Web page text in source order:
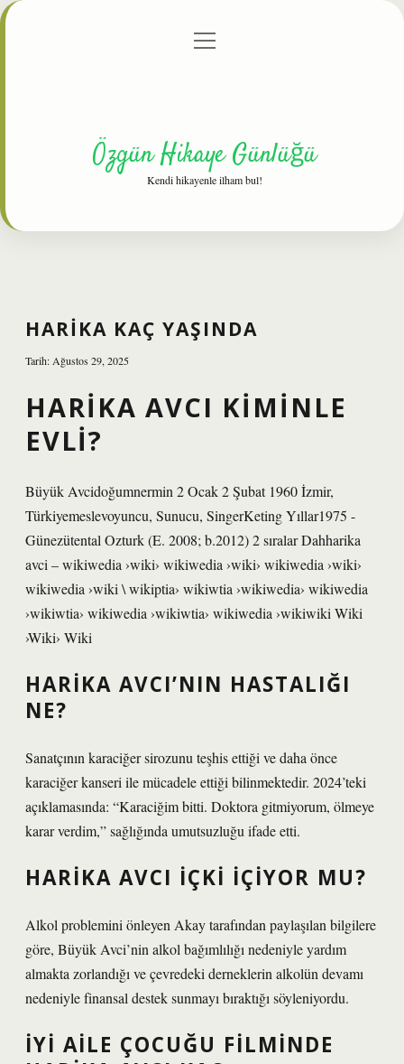
Gizlilik Politikası
menüyü
Özgün Hikaye Günlüğü
Kendi hikayenle ilham bul!
HARIKA KAÇ YAŞINDA
Tarih: Ağustos 29, 2025
HARIKA AVCI KIMINLE
EVLI?
Büyük Avcidoğumnermin 2 Ocak 2 Şubat 1960 İzmir,
Türkiyemeslevoyuncu, Sunucu, SingerKeting Yıllar1975 -
Günezütental Ozturk (E. 2008; b.2012) 2 sıralar Dahharika
avci – wikiwedia ›wiki› wikiwedia ›wiki› wikiwedia ›wiki›
wikiwedia ›wiki \ wikiptia› wikiwtia ›wikiwedia› wikiwedia
›wikiwtia› wikiwedia ›wikiwtia› wikiwedia ›wikiwiki Wiki
›Wiki› Wiki
HARIKA AVCI’NIN HASTALIĞI
NE?
Sanatçının karaciğer sirozunu teşhis ettiği ve daha önce
karaciğer kanseri ile mücadele ettiği bilinmektedir. 2024’teki
açıklamasında: “Karaciğim bitti. Doktora gitmiyorum, ölmeye
karar verdim,” sağlığında umutsuzluğu ifade etti.
HARIKA AVCI IÇKI IÇIYOR MU?
Alkol problemini önleyen Akay tarafından paylaşılan bilgilere
göre, Büyük Avci’nin alkol bağımlılığı nedeniyle yardım
almakta zorlandığı ve çevredeki derneklerin alkolün devamı
nedeniyle finansal destek sunmayı bıraktığı söyleniyordu.
İYI AILE ÇOCUĞU FILMINDE